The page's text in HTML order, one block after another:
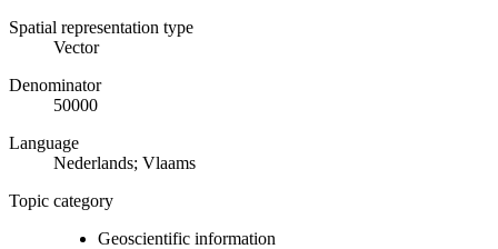
Spatial representation type
Vector
Denominator
50000
Language
Nederlands; Vlaams
Topic category
Geoscientific information